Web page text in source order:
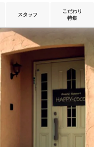
スタッフ
こだわり
特集